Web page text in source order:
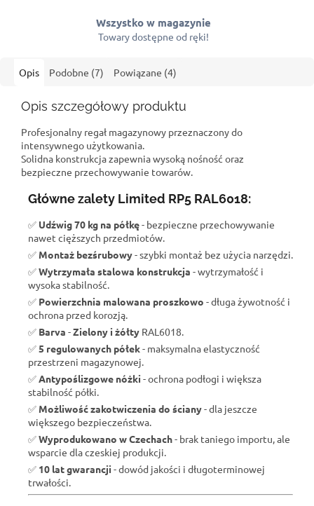
Wszystko w magazynie
Towary dostępne od ręki!
Opis Podobne (7) Powiązane (4)
Opis szczegółowy produktu
Profesjonalny regał magazynowy przeznaczony do
intensywnego użytkowania.
Solidna konstrukcja zapewnia wysoką nośność oraz
bezpieczne przechowywanie towarów.
Główne zalety Limited RP5 RAL6018:
✅ Udźwig 70 kg na półkę- bezpieczne przechowywanie
nawet cięższych przedmiotów.
✅ Montaż bezśrubowy- szybki montaż bez użycia narzędzi.
✅Wytrzymała stalowa konstrukcja - wytrzymałość i
wysoka stabilność.
✅ Powierzchnia malowana proszkowo - długa żywotność i
ochrona przed korozją.
✅ Barva -Zielony i żółty RAL6018.
✅ 5 regulowanych półek- maksymalna elastyczność
przestrzeni magazynowej.
✅ Antypoślizgowe nóżki - ochrona podłogi i większa
stabilność półki.
✅ Możliwość zakotwiczenia do ściany- dla jeszcze
większego bezpieczeństwa.
✅Wyprodukowano w Czechach- brak taniego importu, ale
wsparcie dla czeskiej produkcji.
✅ 10 lat gwarancji - dowód jakości i długoterminowej
trwałości.